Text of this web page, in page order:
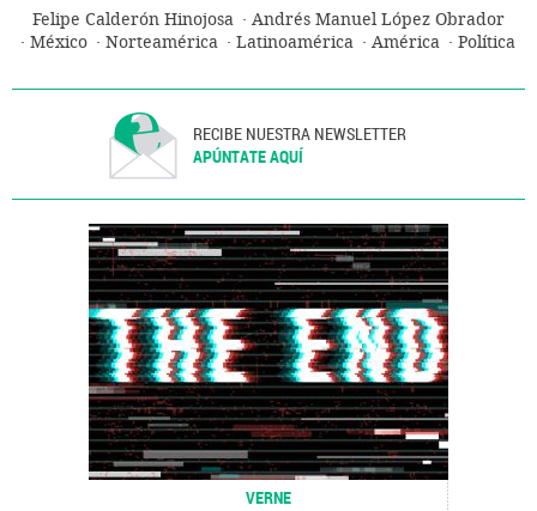
Felipe Calderón Hinojosa
Andrés Manuel López Obrador
México
Norteamérica Latinoamérica América Política
RECIBE NUESTRA NEWSLETTER
APÚNTATE AQUÍ
VERNE